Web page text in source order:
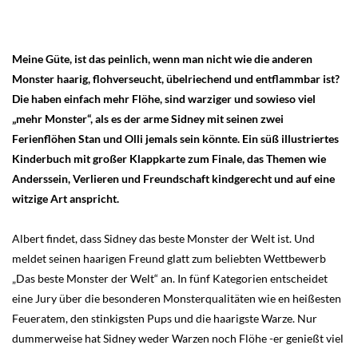
Meine Güte, ist das peinlich, wenn man nicht wie die anderen
Monster haarig, flohverseucht, übelriechend und entflammbar ist?
Die haben einfach mehr Flöhe, sind warziger und sowieso viel
„mehr Monster“, als es der arme Sidney mit seinen zwei
Ferienflöhen Stan und Olli jemals sein könnte. Ein süß illustriertes
Kinderbuch mit großer Klappkarte zum Finale, das Themen wie
Anderssein, Verlieren und Freundschaft kindgerecht und auf eine
witzige Art anspricht.
Albert findet, dass Sidney das beste Monster der Welt ist. Und
meldet seinen haarigen Freund glatt zum beliebten Wettbewerb
„Das beste Monster der Welt“ an. In fünf Kategorien entscheidet
eine Jury über die besonderen Monsterqualitäten wie en heißesten
Feueratem, den stinkigsten Pups und die haarigste Warze. Nur
dummerweise hat Sidney weder Warzen noch Flöhe -er genießt viel